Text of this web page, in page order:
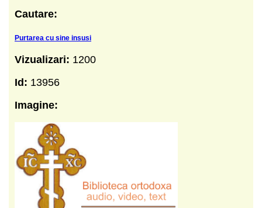
Cautare:
Purtarea cu sine insusi
Vizualizari: 1200
Id: 13956
Imagine: